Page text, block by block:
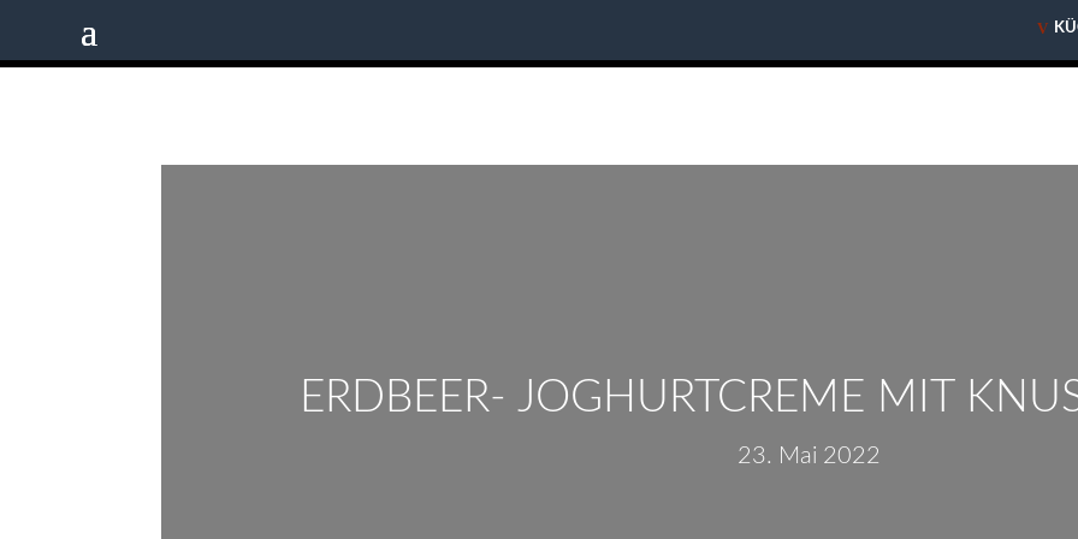
V
ERDBEER- JOGHURTCREME MIT
23. Mai 2022
V